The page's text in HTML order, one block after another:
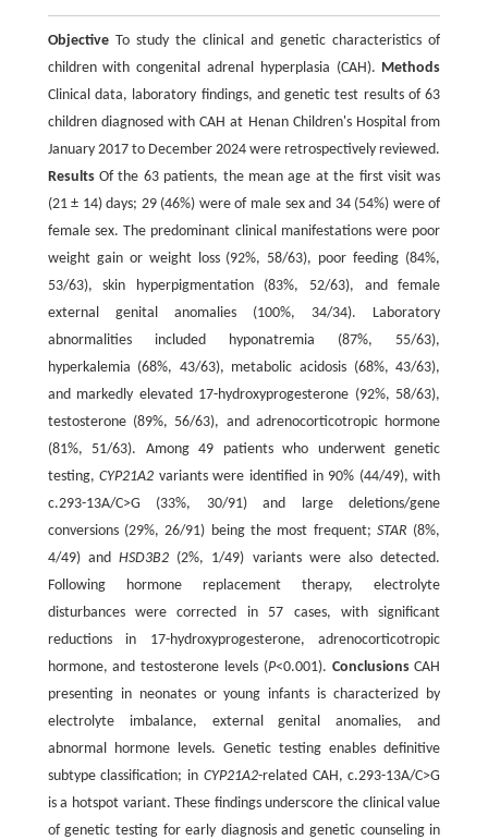
ObjectiveTo study the clinical and genetic characteristics of
children with congenital adrenal hyperplasia (CAH). Methods
Clinical data, laboratory findings, and genetic test results of 63
children diagnosed with CAH at Henan Children's Hospital from
January 2017 to December 2024 were retrospectively reviewed.
ResultsOf the 63 patients, the mean age at the first visit was
(21 ± 14) days; 29 (46%) were of male sex and 34 (54%) were of
female sex. The predominant clinical manifestations were poor
weight gain or weight loss (92%, 58/63), poor feeding (84%,
53/63), skin hyperpigmentation (83%, 52/63), and female
external genital anomalies (100%, 34/34). Laboratory
abnormalities included hyponatremia (87%, 55/63),
hyperkalemia (68%, 43/63), metabolic acidosis (68%, 43/63),
and markedly elevated 17-hydroxyprogesterone (92%, 58/63),
testosterone (89%, 56/63), and adrenocorticotropic hormone
(81%, 51/63). Among 49 patients who underwent genetic
testing,CYP21A2 variants were identified in 90% (44/49), with
c.293-13A/C>G (33%, 30/91) and large deletions/gene
conversions (29%, 26/91) being the most frequent;STAR (8%,
4/49) andHSD3B2 (2%, 1/49) variants were also detected.
Following hormone replacement therapy, electrolyte
disturbances were corrected in 57 cases, with significant
reductions in 17-hydroxyprogesterone, adrenocorticotropic
hormone, and testosterone levels (P<0.001). ConclusionsCAH
presenting in neonates or young infants is characterized by
electrolyte imbalance, external genital anomalies, and
abnormal hormone levels. Genetic testing enables definitive
subtype classification; in CYP21A2-related CAH, c.293-13A/C>G
is a hotspot variant. These findings underscore the clinical value
of genetic testing for early diagnosis and genetic counseling in